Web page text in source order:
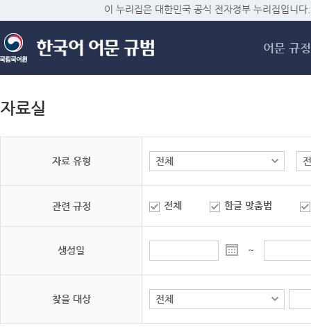
메
이 누리집은 대한민국 공식 전자정부 누리집입니다.
어문 규정
자료실
자료 유형
관련 규정 전체 한글 맞춤법
생성일 ~
찾을 대상